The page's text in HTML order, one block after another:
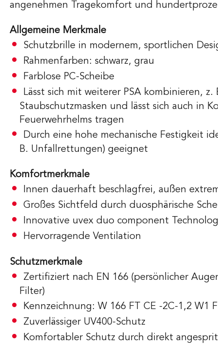
angenehmen Tragekomfort und
Allgemeine Merkmale
Schutzbrille in modernem, sportlichen
Rahmenfarben: schwarz, grau
Farblose PC-Scheibe
Lässt sich mit weiterer PSA kombinieren,
Staubschutzmasken und lässt sich auch in
Feuerwehrhelms tragen
Durch eine hohe mechanische Festigkeit
B. Unfallrettungen) geeignet
Komfortmerkmale
Innen dauerhaft beschlagfrei, außen
Großes Sichtfeld durch duosphärische
Innovative uvex duo component
Hervorragende Ventilation
Schutzmerkmale
Zertifiziert nach EN 166 (persönlicher
Filter)
Kennzeichnung: W 166 FT CE -2C-1,2 W1
Zuverlässiger UV400-Schutz
Komfortabler Schutz durch direkt